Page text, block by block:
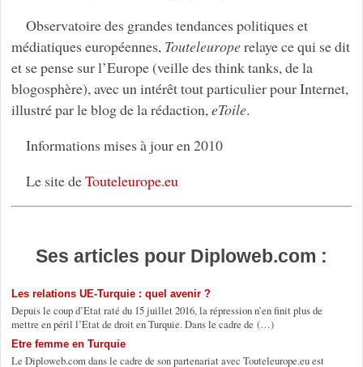
Observatoire des grandes tendances politiques et
médiatiques européennes, Touteleuroperelaye ce qui se dit
et se pense sur l’Europe (veille des think tanks, de la
blogosphère), avec un intérêt tout particulier pour Internet,
illustré par le blog de la rédaction, eToile.
Informations mises à jour en 2010
Le site deTouteleurope.eu
Ses articles pour Diploweb.com :
Les relations UE-Turquie : quel avenir ?
Depuis le coup d’Etat raté du 15 juillet 2016, la répression n’en finit plus de
mettre en péril l’Etat de droit en Turquie. Dans le cadre de (…)
Etre femme en Turquie
Le Diploweb.com dans le cadre de son partenariat avec Touteleurope.eu est